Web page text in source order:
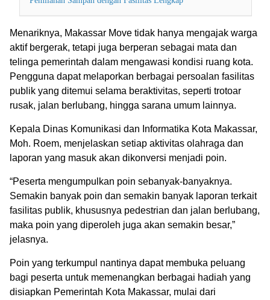
Menariknya, Makassar Move tidak hanya mengajak warga
aktif bergerak, tetapi juga berperan sebagai mata dan
telinga pemerintah dalam mengawasi kondisi ruang kota.
Pengguna dapat melaporkan berbagai persoalan fasilitas
publik yang ditemui selama beraktivitas, seperti trotoar
rusak, jalan berlubang, hingga sarana umum lainnya.
Kepala Dinas Komunikasi dan Informatika Kota Makassar,
Moh. Roem, menjelaskan setiap aktivitas olahraga dan
laporan yang masuk akan dikonversi menjadi poin.
“Peserta mengumpulkan poin sebanyak-banyaknya.
Semakin banyak poin dan semakin banyak laporan terkait
fasilitas publik, khususnya pedestrian dan jalan berlubang,
maka poin yang diperoleh juga akan semakin besar,”
jelasnya.
Poin yang terkumpul nantinya dapat membuka peluang
bagi peserta untuk memenangkan berbagai hadiah yang
disiapkan Pemerintah Kota Makassar, mulai dari